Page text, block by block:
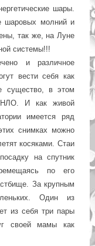
шары.
шаровых молний и
так же, на Луне
системы!!!
и различное
вести себя как
существо, в этом
НЛО. И как живой
имеется ряд
снимках можно
косяками. Стаи
на спутник
по его
За крупным
Один из
из себя три пары
своей мамы как